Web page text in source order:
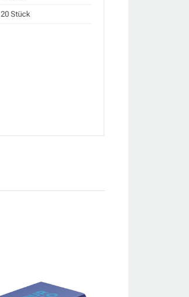
20 Stück